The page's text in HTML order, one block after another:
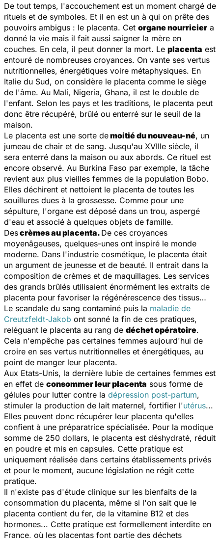
De tout temps, l'accouchement est un moment chargé de
rituels et de symboles. Et il en est un à qui on prête des
pouvoirs ambigus : le placenta. Cet organe nourricier a
donné la vie mais il fait aussi saigner la mère en
couches. En cela, il peut donner la mort. Le placenta est
entouré de nombreuses croyances. On vante ses vertus
nutritionnelles, énergétiques voire métaphysiques. En
Italie du Sud, on considère le placenta comme le siège
de l'âme. Au Mali, Nigeria, Ghana, il est le double de
l'enfant. Selon les pays et les traditions, le placenta peut
donc être récupéré, brûlé ou enterré sur le seuil de la
maison.
Le placenta est une sorte demoitié du nouveau-né, un
jumeau de chair et de sang. Jusqu'au XVIIIe siècle, il
sera enterré dans la maison ou aux abords. Ce rituel est
encore observé. Au Burkina Faso par exemple, la tâche
revient aux plus vieilles femmes de la population Bobo.
Elles déchirent et nettoient le placenta de toutes les
souillures dues à la grossesse. Comme pour une
sépulture, l'organe est déposé dans un trou, aspergé
d'eau et associé à quelques objets de famille.
Descrèmes au placenta. De ces croyances
moyenâgeuses, quelques-unes ont inspiré le monde
moderne. Dans l'industrie cosmétique, le placenta était
un argument de jeunesse et de beauté. Il entrait dans la
composition de crèmes et de maquillages. Les services
des grands brûlés utilisaient énormément les extraits de
placenta pour favoriser la régénérescence des tissus…
Le scandale du sang contaminé puis la maladie de
Creutzfeldt-Jakob ont sonné la fin de ces pratiques,
reléguant le placenta au rang de déchet opératoire.
Cela n'empêche pas certaines femmes aujourd'hui de
croire en ses vertus nutritionnelles et énergétiques, au
point de manger leur placenta.
Aux Etats-Unis, la dernière lubie de certaines femmes est
en effet de consommer leur placenta sous forme de
gélules pour lutter contre la dépression post-partum,
stimuler la production de lait maternel, fortifier l'utérus...
Elles peuvent donc récupérer leur placenta qu'elles
confient à une préparatrice spécialisée. Pour la modique
somme de 250 dollars, le placenta est déshydraté, réduit
en poudre et mis en capsules. Cette pratique est
uniquement réalisée dans certains établissements privés
et pour le moment, aucune législation ne régit cette
pratique.
Il n'existe pas d'étude clinique sur les bienfaits de la
consommation du placenta, même si l'on sait que le
placenta contient du fer, de la vitamine B12 et des
hormones... Cette pratique est formellement interdite en
France, où les placentas font partie des déchets